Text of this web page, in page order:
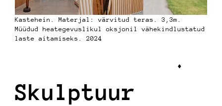
Kastehein. Materjal: värvitud teras. 3,3m.
Müüdud heategevuslikul oksjonil vähekindlustatud
laste aitamiseks. 2024
♦︎
Skulptuur